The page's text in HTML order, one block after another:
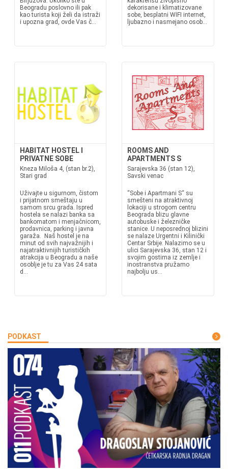
Beogradu poslovno ili pak
kao turista koji želi da istraži
i upozna grad, ovde Vas č...
dekorisane i klimatizovane
sobe, besplatni WIFI internet,
ljubazno i nasmejano osob...
HABITAT HOSTEL I
PRIVATNE SOBE
Kneza Miloša 4, (stan br.2),
Stari grad
Uživajte u sigurnom, čistom
i prijatnom smeštaju u
samom srcu grada. Ispred
hostela se nalazi banka sa
bankomatom i menjačnicom,
prodavnica, parking i javna
garaža. Naš hostel je na
minut od svih najvažnijih i
najatraktivnijih turističkih
atrakcija u Beogradu a naše
osoblje je tu za Vas 24 sata
d...
ROOMS AND
APARTMENTS S
Sarajevska 36 (stan 12),
Savski venac
“Sobe i Apartmani S“ su
smešteni na atraktivnoj
lokaciji u strogom centru
Beograda blizu glavne
autobuske i železničke
stanice. U neposrednoj blizini
se nalaze Urgentni i Kilinički
Centar Srbije. Nalazimo se u
ulici Sarajevska 36, stan 12 i
svojim gostima iz zemlje i
inostranstva pružamo
najbolju us...
PODKAST